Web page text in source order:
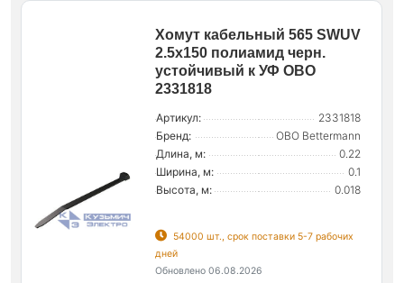
Хомут кабельный 565 SWUV
2.5х150 полиамид черн.
устойчивый к УФ OBO
2331818
Артикул:
2331818
Бренд:
OBO Bettermann
Длина, м:
0.22
Ширина, м:
0.1
Высота, м:
0.018
54000 шт., срок поставки 5-7 рабочих
дней
Обновлено 06.08.2026